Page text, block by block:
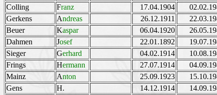
Colling
Franz 17.04.1904
Gerkens
Andreas 26.12.1911
Beuer
Kaspar 06.04.1920
Dahmen
Josef 22.01.1892
Sieger
Gerhard 04.02.1914
Frings
Hermann 27.07.1914
Mainz
Anton 25.09.1923
Gens
H. 14.12.1914